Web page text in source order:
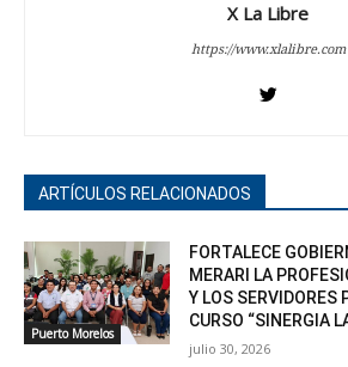
X La Libre
https://www.xlalibre.com
ARTÍCULOS RELACIONADOS
Puerto Morelos
FORTALECE
MERARI LA
Y LOS SERVIDORES
CURSO “SINERGIA
julio 30, 2026